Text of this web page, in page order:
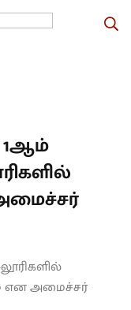
1ஆம்
என அமைச்சர்